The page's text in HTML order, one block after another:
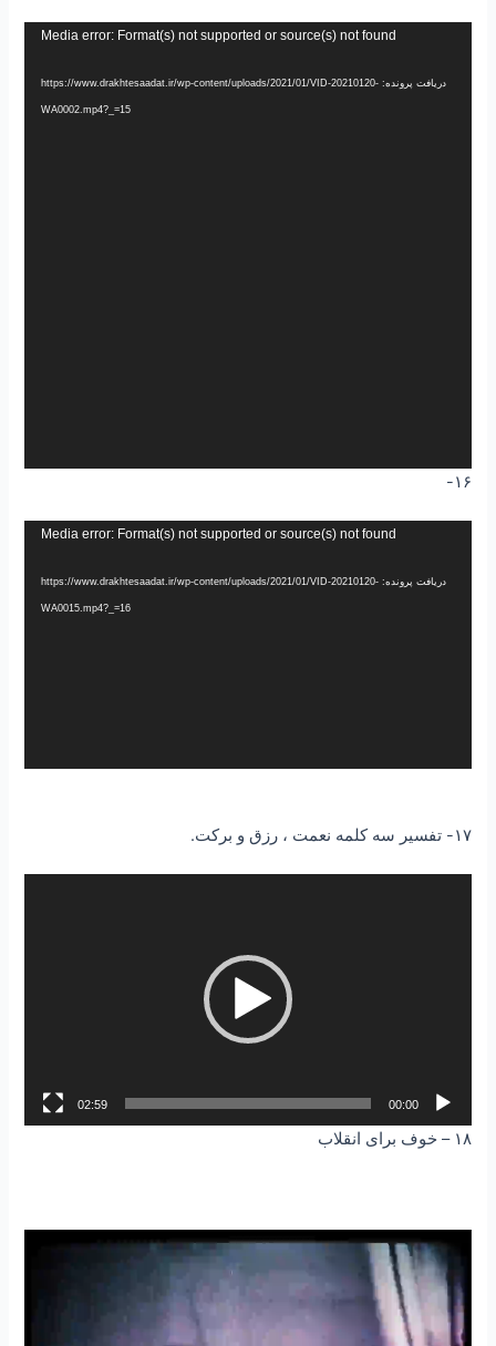
Media error: Format(s) not supported or source(s) not found
دریافت پرونده: https://www.drakhtesaadat.ir/wp-content/uploads/2021/01/VID-20210120-
WA0002.mp4?_=15
۱۶-
Media error: Format(s) not supported or source(s) not found
دریافت پرونده: https://www.drakhtesaadat.ir/wp-content/uploads/2021/01/VID-20210120-
WA0015.mp4?_=16
۱۷- تفسیر سه کلمه نعمت ، رزق و برکت.
00:00
02:59
۱۸ – خوف برای انقلاب
نمایشگر
ویدیو